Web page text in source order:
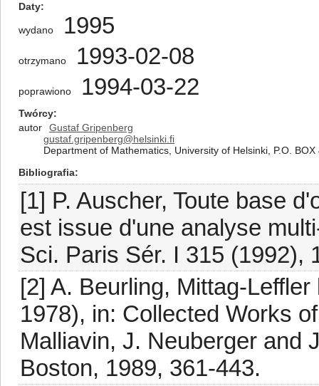
Daty
wydano 1995
otrzymano 1993-02-08
poprawiono 1994-03-22
Twórcy
autor
Gustaf Gripenberg
gustaf.gripenberg@helsinki.fi
Department of Mathematics, University of Helsinki, P.O.
Bibliografia
[1] P. Auscher, Toute base
est issue d'une analyse
Sci. Paris Sér. I 315 (1992),
[2] A. Beurling, Mittag-
1978), in: Collected Works
Malliavin, J. Neuberger and
Boston, 1989, 361-443.